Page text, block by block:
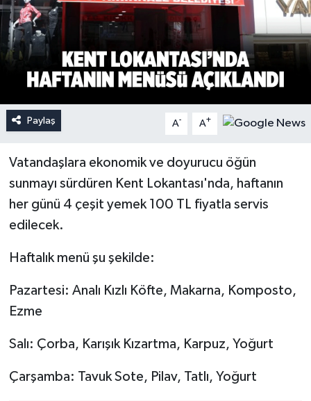
Paylaş A- A+
Vatandaşlara ekonomik ve doyurucu öğün
sunmayı sürdüren Kent Lokantası'nda, haftanın
her günü 4 çeşit yemek 100 TL fiyatla servis
edilecek.
Haftalık menü şu şekilde:
Pazartesi: Analı Kızlı Köfte, Makarna, Komposto,
Ezme
Salı: Çorba, Karışık Kızartma, Karpuz, Yoğurt
Çarşamba: Tavuk Sote, Pilav, Tatlı, Yoğurt